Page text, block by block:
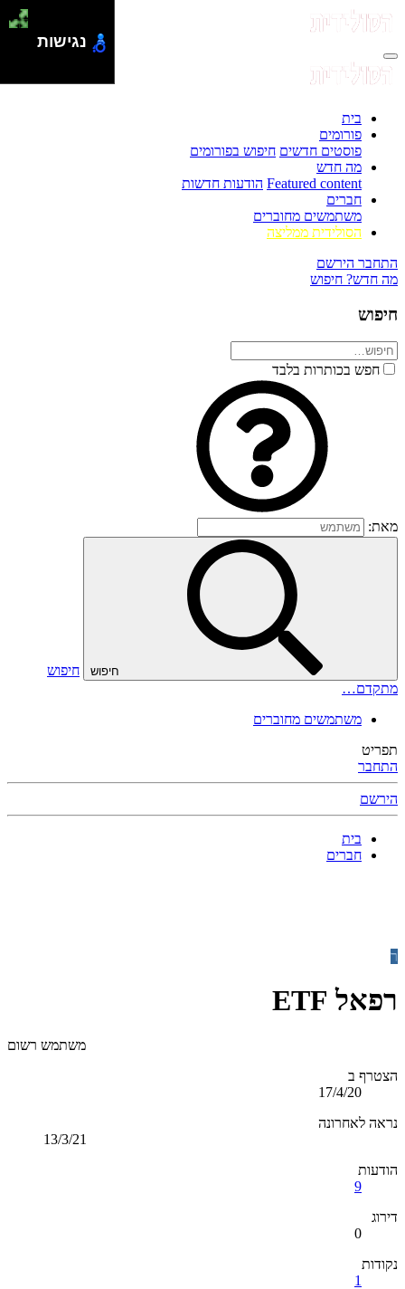
בית
פורומים
פוסטים חדשים חיפוש בפורומים
מה חדש
Featured content הודעות חדשות
חברים
משתמשים מחוברים
הסולידית ממליצה
התחבר הירשם
מה חדש? חיפוש
חיפוש
חפש בכותרות בלבד
מאת:
חיפוש
חיפוש
מתקדם…
משתמשים מחוברים
תפריט
התחבר
הירשם
בית
חברים
ר
רפאל ETF
משתמש רשום
הצטרף ב
17/4/20
נראה לאחרונה
13/3/21
הודעות
9
דירוג
0
נקודות
1
נגישות